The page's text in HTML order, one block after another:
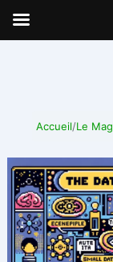
Aller
Accueil/Le Mag